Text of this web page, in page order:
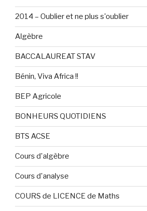
2014 – Oublier et ne plus s'oublier
Algèbre
BACCALAUREAT STAV
Bénin, Viva Africa !!
BEP Agricole
BONHEURS QUOTIDIENS
BTS ACSE
Cours d'algèbre
Cours d'analyse
COURS de LICENCE de Maths